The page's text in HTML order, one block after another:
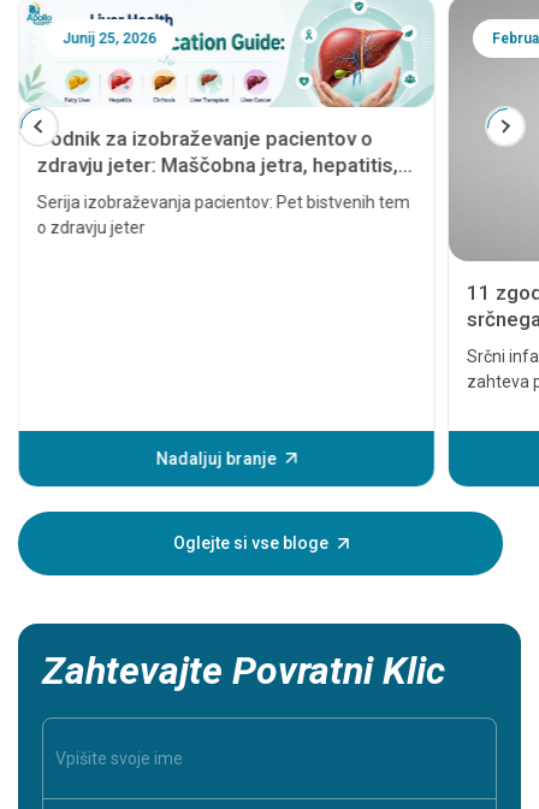
Junij 25, 2026
Vodnik za izobraževanje pacientov o
zdravju jeter: Maščobna jetra, hepatitis,
ciroza, presaditev jeter in rak jeter
Serija izobraževanja pacientov: Pet bistvenih tem
o zdravju jeter
Nadaljuj branje
11
resno
Srčni
zahteva
Preden
infarkta.
pomaga,
oseba,
Oglejte si vse bloge
Zahtevajte Povratni Klic